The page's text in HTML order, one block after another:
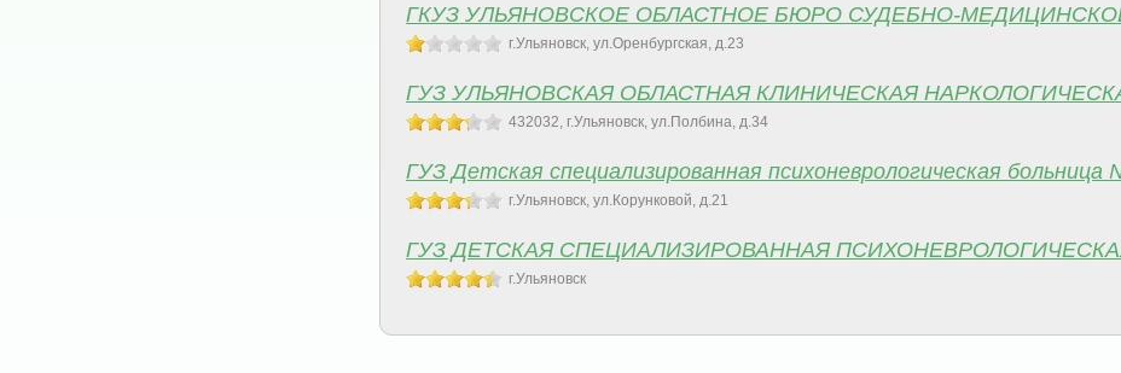
ГКУЗ УЛЬЯНОВСКОЕ ОБЛАСТНОЕ БЮРО СУДЕБНО-
г.Ульяновск, ул.Оренбургская, д.23
ГУЗ УЛЬЯНОВСКАЯ ОБЛАСТНАЯ КЛИНИЧЕСКАЯ
432032, г.Ульяновск, ул.Полбина, д.34
ГУЗ Детская специализированная психоневрологическая больница
г.Ульяновск, ул.Корунковой, д.21
ГУЗ ДЕТСКАЯ СПЕЦИАЛИЗИРОВАННАЯ
г.Ульяновск